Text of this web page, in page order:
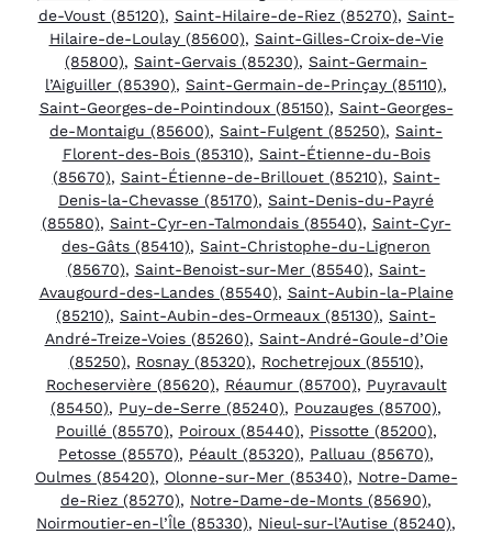
de-Voust (85120), Saint-Hilaire-de-Riez (85270), Saint-
Hilaire-de-Loulay (85600), Saint-Gilles-Croix-de-Vie
(85800), Saint-Gervais (85230), Saint-Germain-
l’Aiguiller (85390), Saint-Germain-de-Prinçay (85110),
Saint-Georges-de-Pointindoux (85150), Saint-Georges-
de-Montaigu (85600), Saint-Fulgent (85250), Saint-
Florent-des-Bois (85310), Saint-Étienne-du-Bois
(85670), Saint-Étienne-de-Brillouet (85210), Saint-
Denis-la-Chevasse (85170), Saint-Denis-du-Payré
(85580), Saint-Cyr-en-Talmondais (85540), Saint-Cyr-
des-Gâts (85410), Saint-Christophe-du-Ligneron
(85670), Saint-Benoist-sur-Mer (85540), Saint-
Avaugourd-des-Landes (85540), Saint-Aubin-la-Plaine
(85210), Saint-Aubin-des-Ormeaux (85130), Saint-
André-Treize-Voies (85260), Saint-André-Goule-d’Oie
(85250), Rosnay (85320), Rochetrejoux (85510),
Rocheservière (85620), Réaumur (85700), Puyravault
(85450), Puy-de-Serre (85240), Pouzauges (85700),
Pouillé (85570), Poiroux (85440), Pissotte (85200),
Petosse (85570), Péault (85320), Palluau (85670),
Oulmes (85420), Olonne-sur-Mer (85340), Notre-Dame-
de-Riez (85270), Notre-Dame-de-Monts (85690),
Noirmoutier-en-l’Île (85330), Nieul-sur-l’Autise (85240),